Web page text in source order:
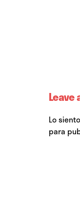
Leave
Lo
para